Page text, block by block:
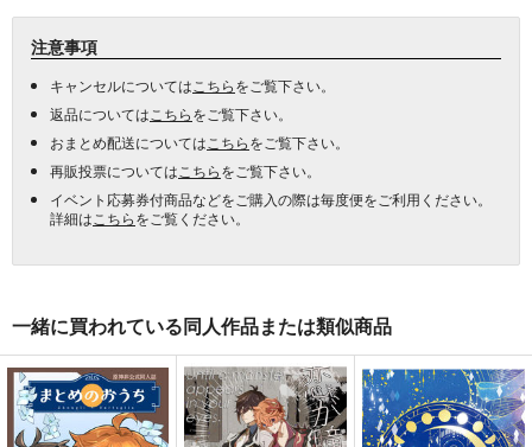
注意事項
キャンセルについては こちらをご覧下さい。
返品については こちらをご覧下さい。
おまとめ配送については こちらをご覧下さい。
再販投票については こちらをご覧下さい。
イベント応募券付商品などをご購入の際は毎度便をご利用ください。
詳細は こちらをご覧ください。
一緒に買われている同人作品または類似商品